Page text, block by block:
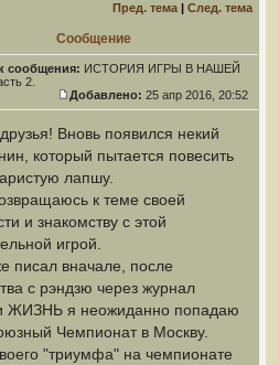
Пред. тема | След. тема
Сообщение
сообщения: ИСТОРИЯ ИГРЫ В НАШЕЙ
2.
Добавлено: 25 апр 2016, 20:52
Вновь появился некий
который пытается повесить
лапшу.
к теме своей
и знакомству с этой
игрой.
писал вначале, после
с рэндзю через журнал
ЖИЗНЬ я неожиданно попадаю
Чемпионат в Москву.
"триумфа" на чемпионате